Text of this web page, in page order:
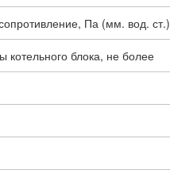
Па (мм. вод. ст.)
котельного блока, не более